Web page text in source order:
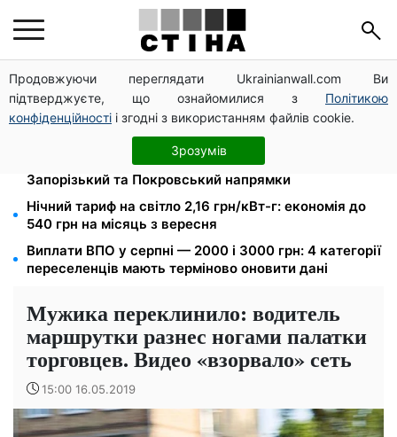
Продовжуючи переглядати Ukrainianwall.com Ви
підтверджуєте, що ознайомилися з Політикою
конфіденційності і згодні з використанням файлів cookie.
Зрозумів
Новий знак на центральній вулиці: водіям
вантажівок заборонили зупинку — штраф до 680
грн
Мавіки, зарядні станції та апарати для реанімації:
Християнський корпус передав вантаж на
Запорізький та Покровський напрямки
Нічний тариф на світло 2,16 грн/кВт-г: економія до
540 грн на місяць з вересня
Виплати ВПО у серпні — 2000 і 3000 грн: 4 категорії
переселенців мають терміново оновити дані
Мужика переклинило: водитель
маршрутки разнес ногами палатки
торговцев. Видео «взорвало» сеть
15:00 16.05.2019